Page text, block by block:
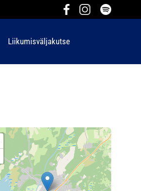
Liikumisväljakutse